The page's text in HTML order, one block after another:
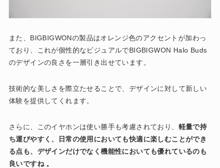
また、BIGBIGWONの製品はオレンジ色のアクセントが加わっ
ており、これが個性的なビジュアルでBIGBIGWON Halo Buds
のデザインの良さを一層引き出せています。
技術的な美しさを際立たせることで、デザインに対して新しい
体験を提供してくれます。
さらに、このイヤホンは使い勝手も考慮されており、 軽量で持
ち運びやすく、日常の使用においても快適に楽しむことができ
る点も、デザインだけでなく機能性においても優れているのも
良いですね 。